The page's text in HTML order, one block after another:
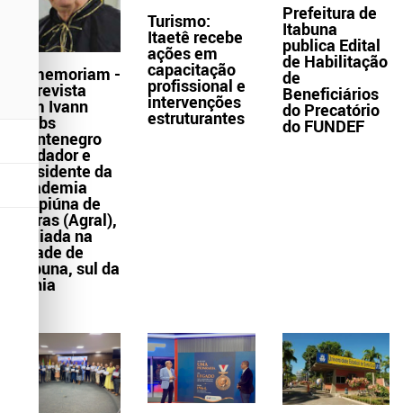
In memoriam -
Entrevista
com Ivann
Krebs
Montenegro
fundador e
presidente da
Academia
Grapiúna de
Letras (Agral),
sediada na
cidade de
Itabuna, sul da
Bahia
Turismo:
Itaetê recebe
ações em
capacitação
profissional e
intervenções
estruturantes
Prefeitura de
Itabuna
publica Edital
de Habilitação
de
Beneficiários
do Precatório
do FUNDEF